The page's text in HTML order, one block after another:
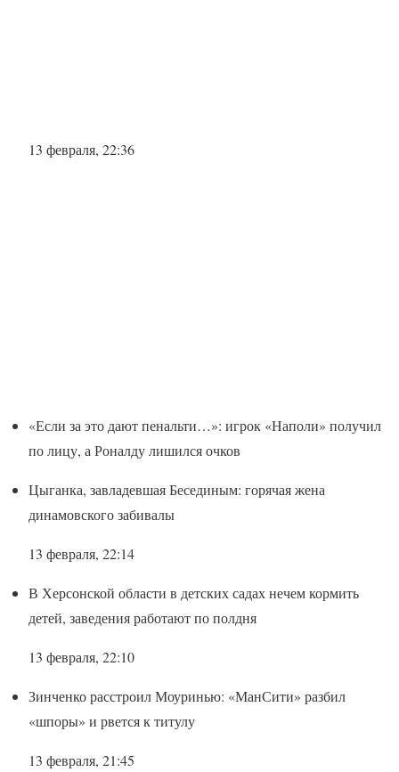
13 февраля, 22:36
«Если за это дают пенальти…»: игрок «Наполи» получил
по лицу, а Роналду лишился очков
Цыганка, завладевшая Бесединым: горячая жена
динамовского забивалы
13 февраля, 22:14
В Херсонской области в детских садах нечем кормить
детей, заведения работают по полдня
13 февраля, 22:10
Зинченко расстроил Моуринью: «МанСити» разбил
«шпоры» и рвется к титулу
13 февраля, 21:45